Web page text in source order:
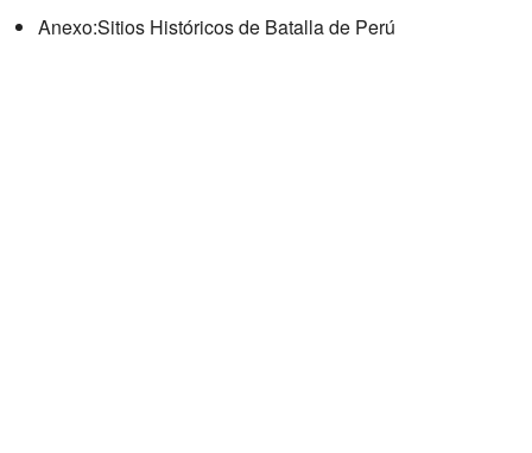
Anexo:Sitios Históricos de Batalla de Perú